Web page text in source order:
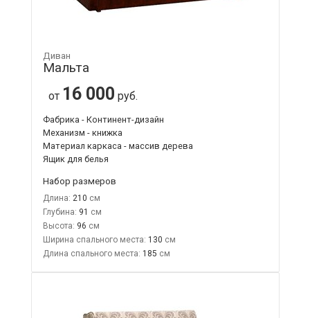
Диван
Мальта
от 16 000 руб.
Фабрика - Континент-дизайн
Механизм - книжка
Материал каркаса - массив дерева
Ящик для белья
Набор размеров
Длина: 210
Глубина: 91
Высота: 96
Ширина спального места: 130
Длина спального места: 185